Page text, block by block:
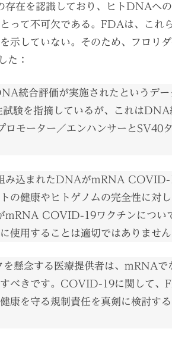
存在を認識しており、ヒトDNAへ
って不可欠である。FDAは、これ
示していない。そのため、フロリ
た：
統合評価が実施されたというデー
験を指摘しているが、これはDNA
ロモーター／エンハンサーとSV40
み込まれたDNAがmRNA COVID-
の健康やヒトゲノムの完全性に対
mRNA COVID-19ワクチンについ
使用することは適切ではありません
懸念する医療提供者は、mRNA
べきです。COVID-19に関して、
康を守る規制責任を真剣に検討す